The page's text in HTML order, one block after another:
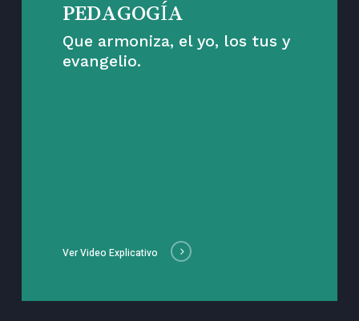
PEDAGOGÍA
Que armoniza, el yo, los tus y
evangelio.
Ver Video Explicativo